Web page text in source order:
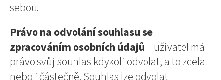
sebou.
Právo na odvolání souhlasu se
zpracováním osobních údajů – uživatel má
právo svůj souhlas kdykoli odvolat, a to zcela
nebo i částečně. Souhlas lze odvolat